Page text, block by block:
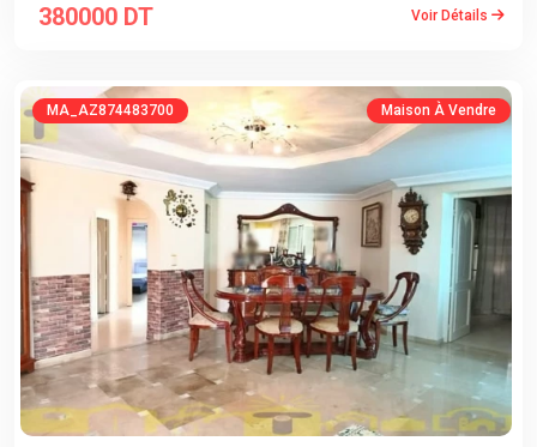
380000 DT Voir Détails
MA_AZ874483700 Maison À Vendre